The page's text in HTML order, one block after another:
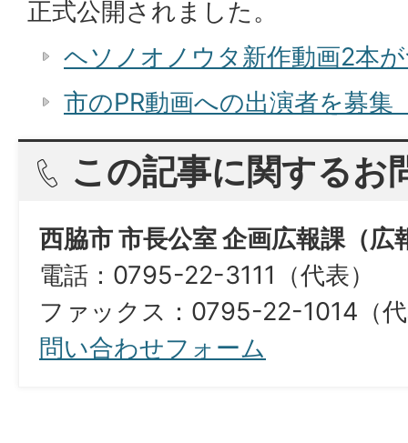
正式公開されました。
ヘソノオノウタ新作動画2本
市のPR動画への出演者を募集
この記事に関するお
西脇市 市長公室 企画広報課（広
電話：0795-22-3111（代表）
ファックス：0795-22-1014（
問い合わせフォーム